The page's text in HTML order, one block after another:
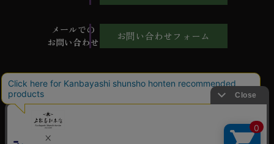
メールでの
お問い合わせ
お問い合わせフォーム
ご利用ガイドよくあるご質問お問い合わせ